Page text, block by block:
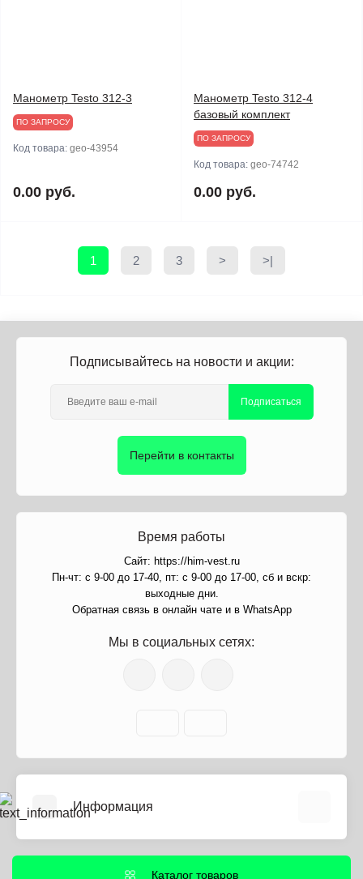
Манометр Testo 312-3
ПО ЗАПРОСУ
Код товара: geo-43954
0.00 руб.
Манометр Testo 312-4
базовый комплект
ПО ЗАПРОСУ
Код товара: geo-74742
0.00 руб.
1 2 3 > >|
Подписывайтесь на новости и акции:
Подписаться
Перейти в контакты
Время работы
Сайт: https://him-vest.ru
Пн-чт: с 9-00 до 17-40, пт: с 9-00 до 17-00, сб и вскр:
выходные дни.
Обратная связь в онлайн чате и в WhatsApp
Мы в социальных сетях:
Информация
Информация о доставкеКаталог товаров